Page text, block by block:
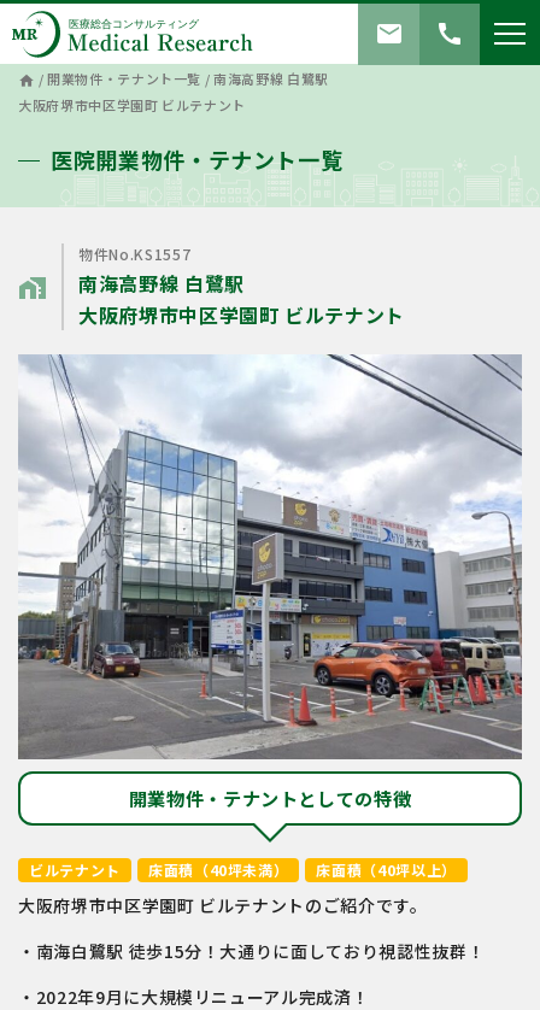
call
mail
home /開業物件・テナント一覧 /南海高野線 白鷺駅
大阪府堺市中区学園町 ビルテナント
医院開業物件・テナント一覧
home_work
物件No.KS1557
南海高野線 白鷺駅
大阪府堺市中区学園町 ビルテナント
開業物件・テナントとしての特徴
ビルテナント 床面積（40坪未満） 床面積（40坪以上）
大阪府堺市中区学園町 ビルテナントのご紹介です。
・南海白鷺駅 徒歩15分！大通りに面しており視認性抜群！
・2022年9月に大規模リニューアル完成済！